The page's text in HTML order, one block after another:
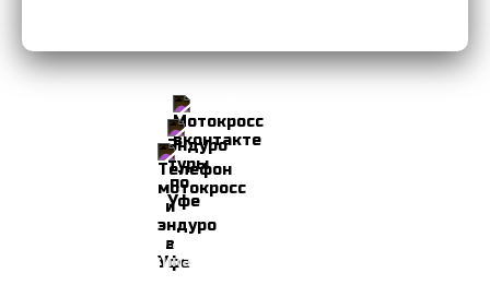
Мы в Instagram
8-906-103-34-49
© 2026 Мотоклуб Уфа
Политика конфиденциальности